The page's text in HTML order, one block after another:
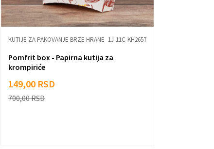
KUTIJE ZA PAKOVANJE BRZE HRANE 1J-11C-KH2657
Pomfrit box - Papirna kutija za
krompiriće
149,00 RSD
700,00RSD